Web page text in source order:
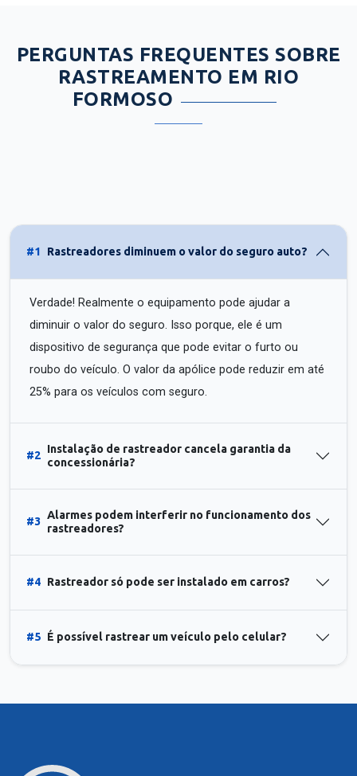
PERGUNTAS FREQUENTES SOBRE
RASTREAMENTO EM RIO
FORMOSO
#1 Rastreadores diminuem o valor do seguro auto?
Verdade! Realmente o equipamento pode ajudar a
diminuir o valor do seguro. Isso porque, ele é um
dispositivo de segurança que pode evitar o furto ou
roubo do veículo. O valor da apólice pode reduzir em até
25% para os veículos com seguro.
#2
Instalação de rastreador cancela garantia da
concessionária?
#3
Alarmes podem interferir no funcionamento dos
rastreadores?
#4 Rastreador só pode ser instalado em carros?
#5 É possível rastrear um veículo pelo celular?